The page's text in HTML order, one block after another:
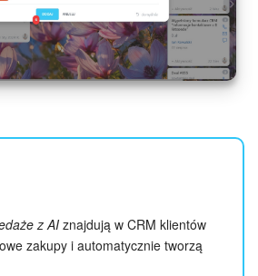
z AI znajdują w CRM klientów
zakupy i automatycznie tworzą